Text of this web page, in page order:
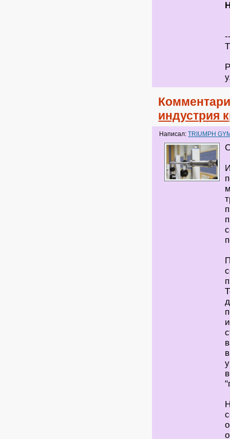
индустрия
Написал:TRIUMPH